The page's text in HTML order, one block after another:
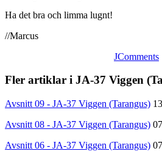
Ha det bra och limma lugnt!
//Marcus
JComments
Fler artiklar i JA-37 Viggen
Avsnitt 09 - JA-37 Viggen (Tarangus)
Avsnitt 08 - JA-37 Viggen (Tarangus)
Avsnitt 06 - JA-37 Viggen (Tarangus)